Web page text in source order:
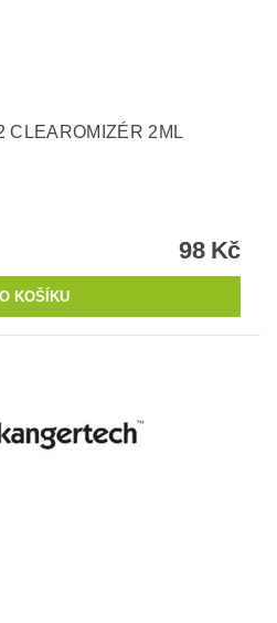
CLEAROMIZÉR 2ML
98 Kč